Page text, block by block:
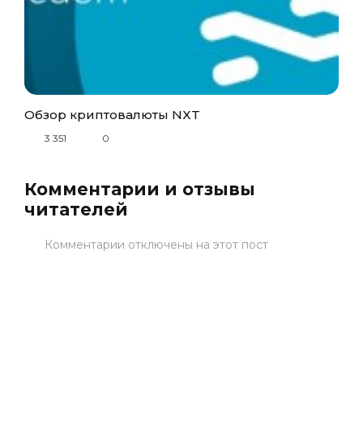
Обзор криптовалюты NXT
3 351 0
Комментарии и отзывы
читателей
Комментарии отключены на этот пост